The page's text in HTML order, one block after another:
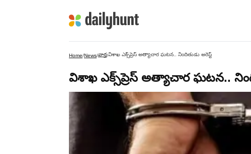
Home/News/వార్త/విశాఖ ఎక్స్‌ప్రెస్ అత్యాచార ఘటన.. నిందితుడు అరెస్ట్
విశాఖ ఎక్స్‌ప్రెస్ అత్యాచార ఘటన..